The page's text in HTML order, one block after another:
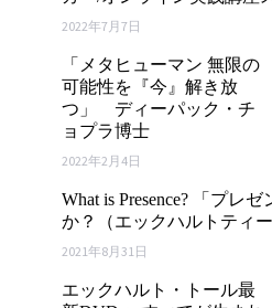
2022年7月7日
「メタヒューマン 無限の
可能性を『今』解き放
つ」 ディーパック・チ
ョプラ博士
2022年2月4日
What is Presence? 「プレ
か？（エックハルトティー
2021年8月31日
エックハルト・トール最